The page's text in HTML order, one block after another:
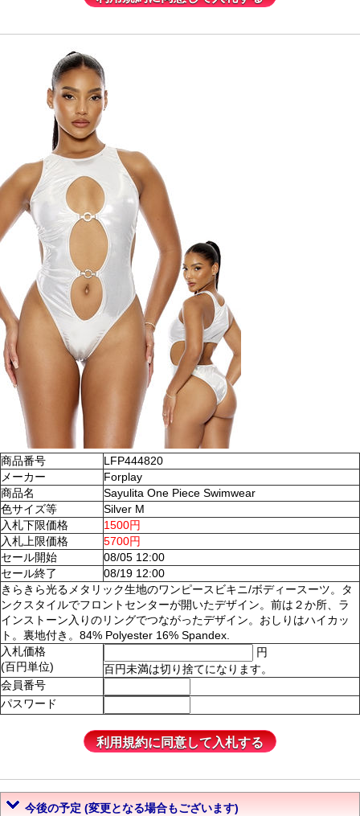
商品番号
LFP444820
メーカー
Forplay
商品名
Sayulita One Piece Swimwear
色サイズ等
Silver M
入札下限価格
1500円
入札上限価格
5700円
セール開始
08/05 12:00
セール終了
08/19 12:00
きらきら光るメタリック生地のワンピースビキニ/ボディースーツ。タ
ンクスタイルでフロントセンターが開いたデザイン。前は２か所、ラ
インストーン入りのリングでつながったデザイン。おしりはハイカッ
ト。裏地付き。84% Polyester 16% Spandex.
入札価格
(百円単位)
円
百円未満は切り捨てになります。
会員番号
パスワード
今後の予定 (変更となる場合もございます)